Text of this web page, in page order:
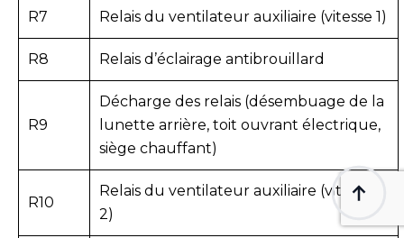
R7 Relais du ventilateur auxiliaire (vitesse 1)
R8 Relais d’éclairage antibrouillard
R9
Décharge des relais (désembuage de la
lunette arrière, toit ouvrant électrique,
siège chauffant)
R10
Relais du ventilateur auxiliaire (vitesse
2)